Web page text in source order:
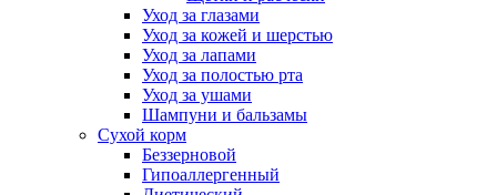
Уход за глазами
Уход за кожей и шерстью
Уход за лапами
Уход за полостью рта
Уход за ушами
Шампуни и бальзамы
Сухой корм
Беззерновой
Гипоаллергенный